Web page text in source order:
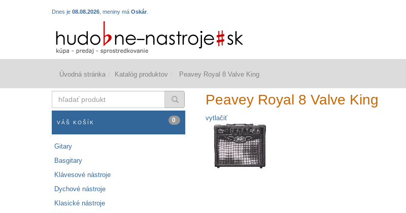
Dnes je 08.08.2026 , meniny má Oskár
Úvodná stránka Katalóg produktov Peavey Royal 8 Valve King
produkt
VÁŠ KOŠÍK 0
Gitary
Basgitary
Klávesové nástroje
Dychové nástroje
Klasické nástroje
Peavey Royal 8 Valve King
vytlačiť